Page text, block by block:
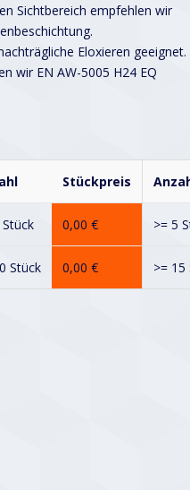
Sichtbereich empfehlen wir
Eloxieren geeignet.
wir EN AW-5005 H24 EQ
Stückpreis
0,00 € >= 5
Stück 0,00 € >= 15